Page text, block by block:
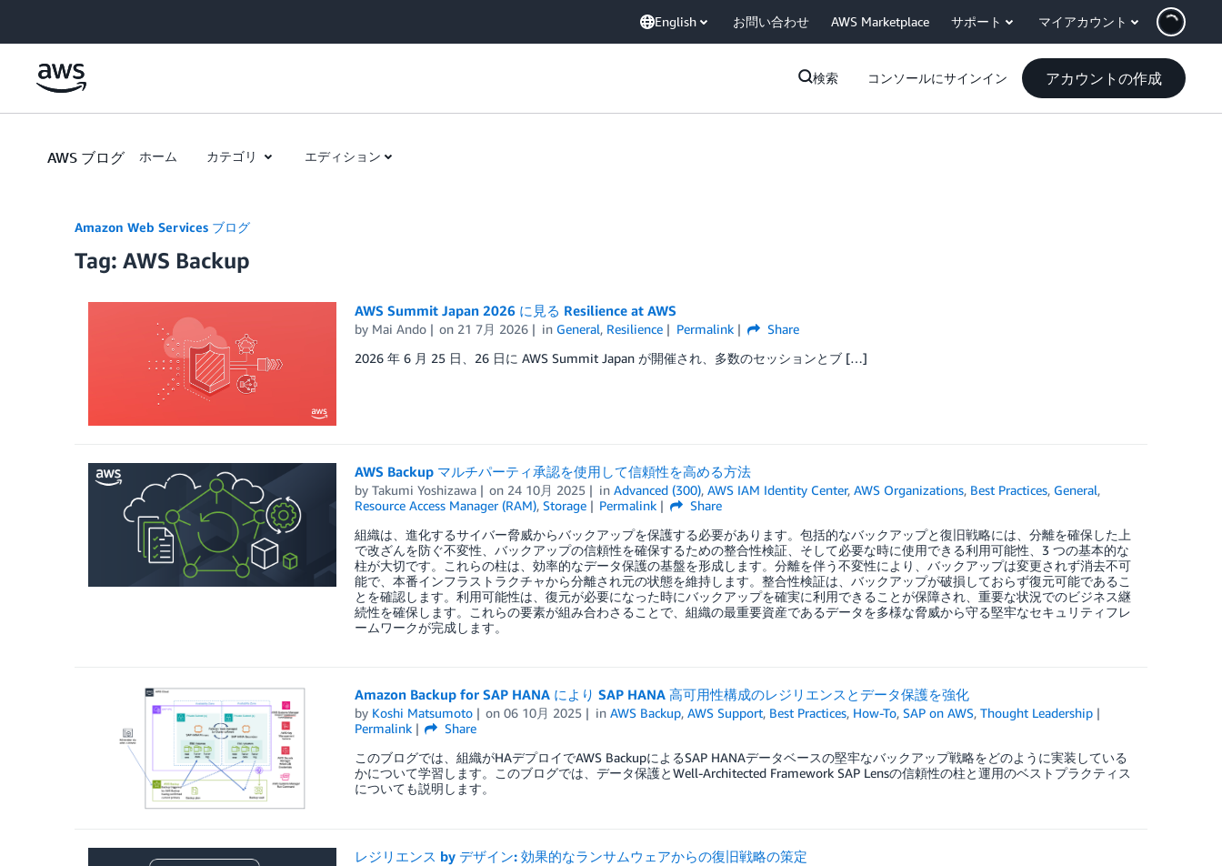
English お問い合わせ AWS Marketplace サポート マイアカウント
検索 コンソールにサインイン アカウントの作成
AWS ブログ ホーム カテゴリ エディション
Amazon Web Services ブログ
Tag: AWS Backup
AWS Summit Japan 2026 に見る Resilience at AWS
by Mai Ando on 21 7月 2026 in General, Resilience Permalink
Share
2026 年 6 月 25 日、26 日に AWS Summit Japan が開催され、多数のセッションとブ […]
AWS Backup マルチパーティ承認を使用して信頼性を高める方法
by Takumi Yoshizawa on 24 10月 2025 inAdvanced (300),AWS IAM Identity Center,AWS Organizations, Best Practices, General,
Resource Access Manager (RAM), Storage Permalink
Share
組織は、進化するサイバー脅威からバックアップを保護する必要があります。包括的なバックアップと復旧戦略には、分離を確保した上
で改ざんを防ぐ不変性、バックアップの信頼性を確保するための整合性検証、そして必要な時に使用できる利用可能性、3 つの基本的な
柱が大切です。これらの柱は、効率的なデータ保護の基盤を形成します。分離を伴う不変性により、バックアップは変更されず消去不可
能で、本番インフラストラクチャから分離され元の状態を維持します。整合性検証は、バックアップが破損しておらず復元可能であるこ
とを確認します。利用可能性は、復元が必要になった時にバックアップを確実に利用できることが保障され、重要な状況でのビジネス継
続性を確保します。これらの要素が組み合わさることで、組織の最重要資産であるデータを多様な脅威から守る堅牢なセキュリティフレ
ームワークが完成します。
Amazon Backup for SAP HANA により SAP HANA 高可用性構成のレジリエンスとデータ保護を強化
by Koshi Matsumoto on06 10月 2025 inAWS Backup,AWS Support, Best Practices, How-To,SAP on AWS,Thought Leadership
Permalink
Share
このブログでは、組織がHAデプロイでAWS BackupによるSAP HANAデータベースの堅牢なバックアップ戦略をどのように実装している
かについて学習します。このブログでは、データ保護とWell-Architected Framework SAP Lensの信頼性の柱と運用のベストプラクティス
についても説明します。
レジリエンス by デザイン: 効果的なランサムウェアからの復旧戦略の策定